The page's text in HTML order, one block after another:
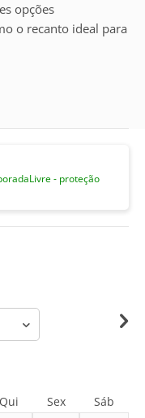
opções
o recanto ideal para
- proteção
Qui Sex Sáb